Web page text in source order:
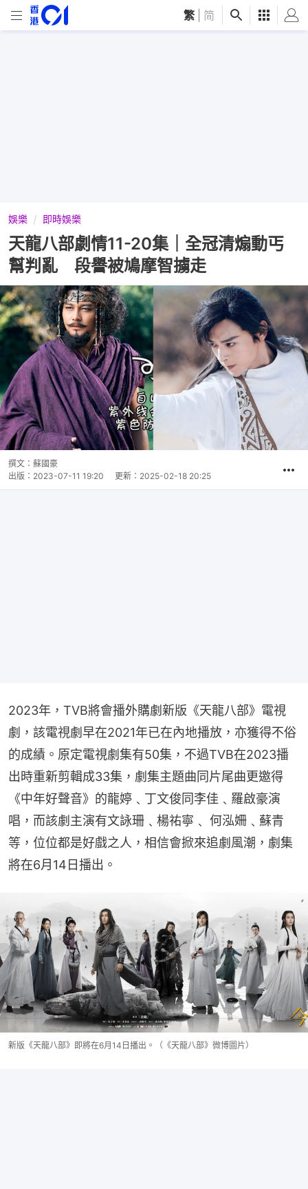
繁 简
娛樂 即時娛樂
天龍八部劇情11-20集｜全冠清煽動丐
幫判亂 段譽被鳩摩智擄走
撰文： 蘇國豪
出版： 2023-07-11 19:20 更新： 2025-02-18 20:25
2023年，TVB將會播外購劇新版《天龍八部》電視
劇，該電視劇早在2021年已在內地播放，亦獲得不俗
的成績。原定電視劇集有50集，不過TVB在2023播
出時重新剪輯成33集，劇集主題曲同片尾曲更邀得
《中年好聲音》的龍婷﹑丁文俊同李佳﹑羅啟豪演
唱，而該劇主演有文詠珊﹑楊祐寧﹑ 何泓姍﹑蘇青
等，位位都是好戲之人，相信會掀來追劇風潮，劇集
將在6月14日播出。
新版《天龍八部》即將在6月14日播出。（《天龍八部》微博圖片）